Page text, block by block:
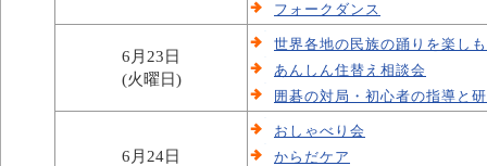
フォークダンス
6月23日
(火曜日)
世界各地の民族の踊りを楽し
あんしん住替え相談会
囲碁の対局・初心者の指導と
6月24日
おしゃべり会
からだケア